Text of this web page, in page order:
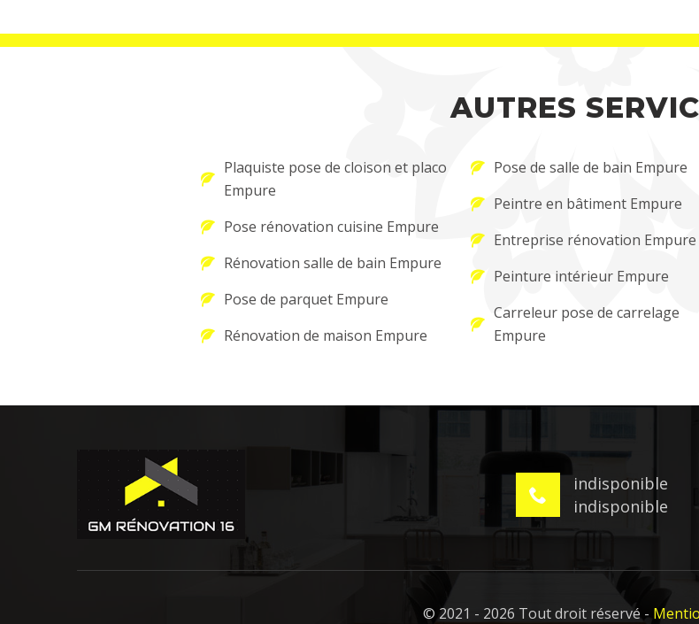
AUTRES
Plaquiste pose de cloison et placo
Empure
Pose rénovation cuisine Empure
Rénovation salle de bain Empure
Pose de parquet Empure
Rénovation de maison Empure
Pose de salle de bain Empure
Peintre en bâtiment Empure
Entreprise rénovation Empure
Peinture intérieur Empure
Carreleur pose de carrelage
Empure
indisponible
indisponible
© 2021 - 2026 Tout droit réservé -